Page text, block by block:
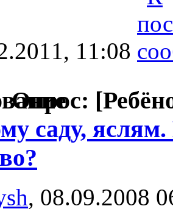
11:08
Опрос:
саду,
, 08.09.2008